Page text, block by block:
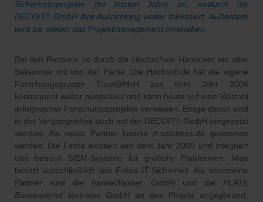
Sicherheitsprojekte der letzten Jahre an, wodurch die
DECOIT®GmbH ihre Ausrichtung weiter fokussiert. Außerdem
wird sie wieder das Projektmanagement innehaben.
Bei den Partnern ist durch die Hochschule Hannoverein alter
Bekannter mit von der Partie. Die Hochschule hat die eigene
Forschungsgruppe Trust@HsH aus dem Jahr 2006
konsequent weiter ausgebaut und kann heute auf eine Vielzahl
erfolgreicher Forschungsprojekte verweisen. Einige davon sind
in der Vergangenheit auch mit der DECOIT ®
GmbH umgesetzt
worden. Als neuer Partner konntert-solutions.de gewonnen
werden. Die Firma existiert seit dem Jahr 2000 und integriert
und betreut SIEM-Systeme für größere Plattformen. Man
besitzt ausschließlich den Fokus IT-Sicherheit. Als assoziierte
Partner sind diehanseWasser GmbHund die PLATE
Büromaterial Vertriebs GmbHan das Projekt angegliedert.